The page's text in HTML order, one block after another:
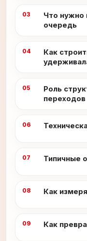
Что нужно
очередь
Как
Роль
переходов
Типичные
Как
Как